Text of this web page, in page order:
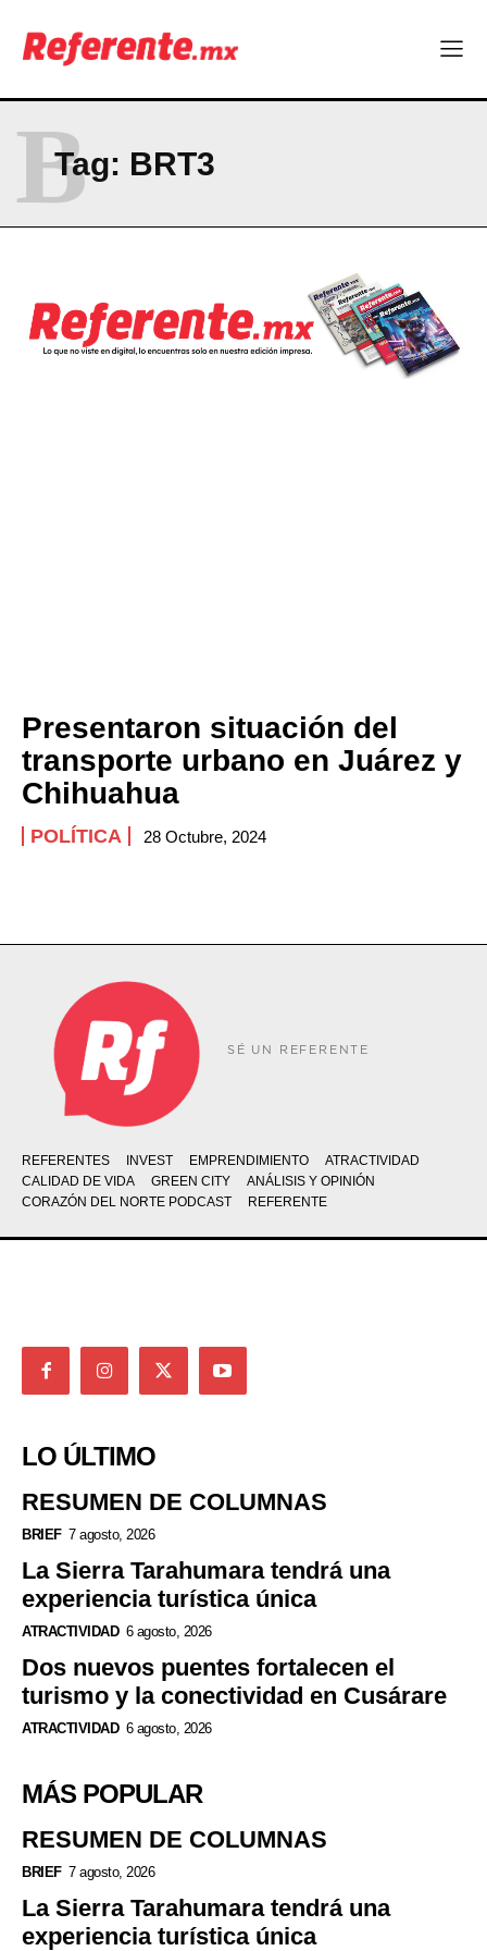
dormirse en sus laureles”
Seguridad y responsabilidad, en el centro del debate político
Company
ABOUT
NEWSLETTER
Tag: BRT3
B
Presentaron situación del
transporte urbano en Juárez y
Chihuahua
POLÍTICA 28 Octubre, 2024
SÉ UN REFERENTE
REFERENTES INVEST EMPRENDIMIENTO
ATRACTIVIDAD
CALIDAD DE VIDA
GREEN CITY
ANÁLISIS Y OPINIÓN
CORAZÓN DEL NORTE PODCAST
REFERENTE
LO ÚLTIMO
RESUMEN DE COLUMNAS
BRIEF 7 agosto, 2026
La Sierra Tarahumara tendrá una
experiencia turística única
ATRACTIVIDAD 6 agosto, 2026
Dos nuevos puentes fortalecen el
turismo y la conectividad en Cusárare
ATRACTIVIDAD 6 agosto, 2026
MÁS POPULAR
RESUMEN DE COLUMNAS
BRIEF 7 agosto, 2026
La Sierra Tarahumara tendrá una
experiencia turística única